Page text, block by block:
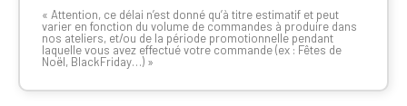
« Attention, ce délai n’est donné qu’à titre estimatif et peut
varier en fonction du volume de commandes à produire dans
nos ateliers, et/ou de la période promotionnelle pendant
laquelle vous avez effectué votre commande (ex : Fêtes de
Noël, BlackFriday…) »